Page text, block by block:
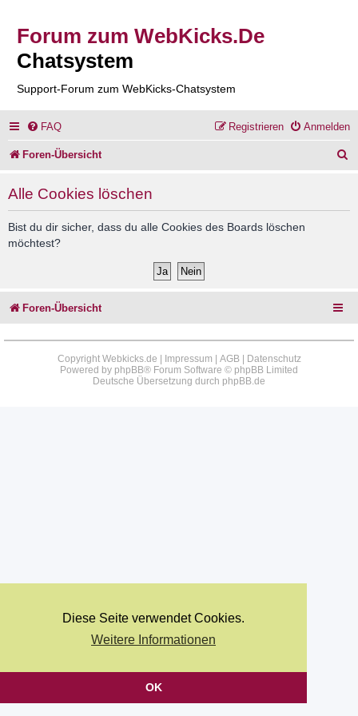
Diese Seite verwendet Cookies.
Weitere Informationen
OK
Forum zum WebKicks.De
Chatsystem
Support-Forum zum WebKicks-Chatsystem
FAQ Anmelden
Registrieren
Foren-Übersicht
Alle Cookies löschen
Bist du dir sicher, dass du alle Cookies des Boards löschen
möchtest?
Foren-Übersicht
Copyright Webkicks.de | Impressum AGB|
Datenschutz
Powered by phpBB® Forum Software © phpBB Limited
Deutsche Übersetzung durch phpBB.de